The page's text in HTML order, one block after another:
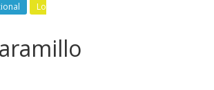
Lo